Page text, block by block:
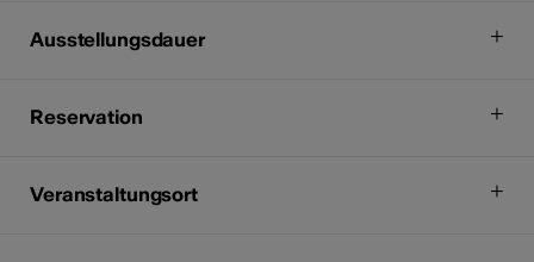
Ausstellungsdauer
Reservation
Veranstaltungsort